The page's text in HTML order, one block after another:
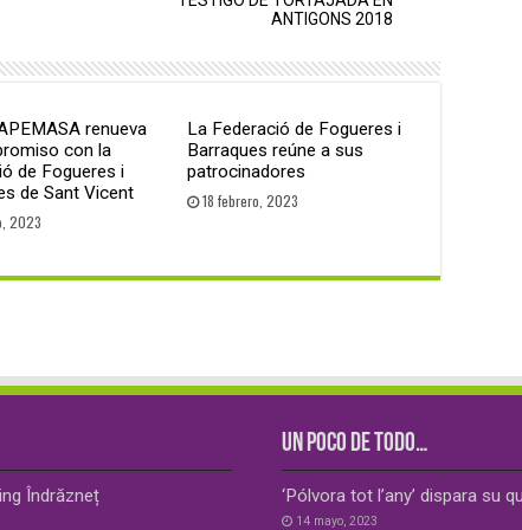
ANTIGONS 2018
renueva
con la
de Fogueres i
de Sant Vicent
2023
La Federació de Fogueres i
Barraques reúne a sus
patrocinadores
18 febrero, 2023
Îndrăzneț
UN POCO DE TODO…
‘Pólvora tot l’any’ dispara su
14 mayo, 2023